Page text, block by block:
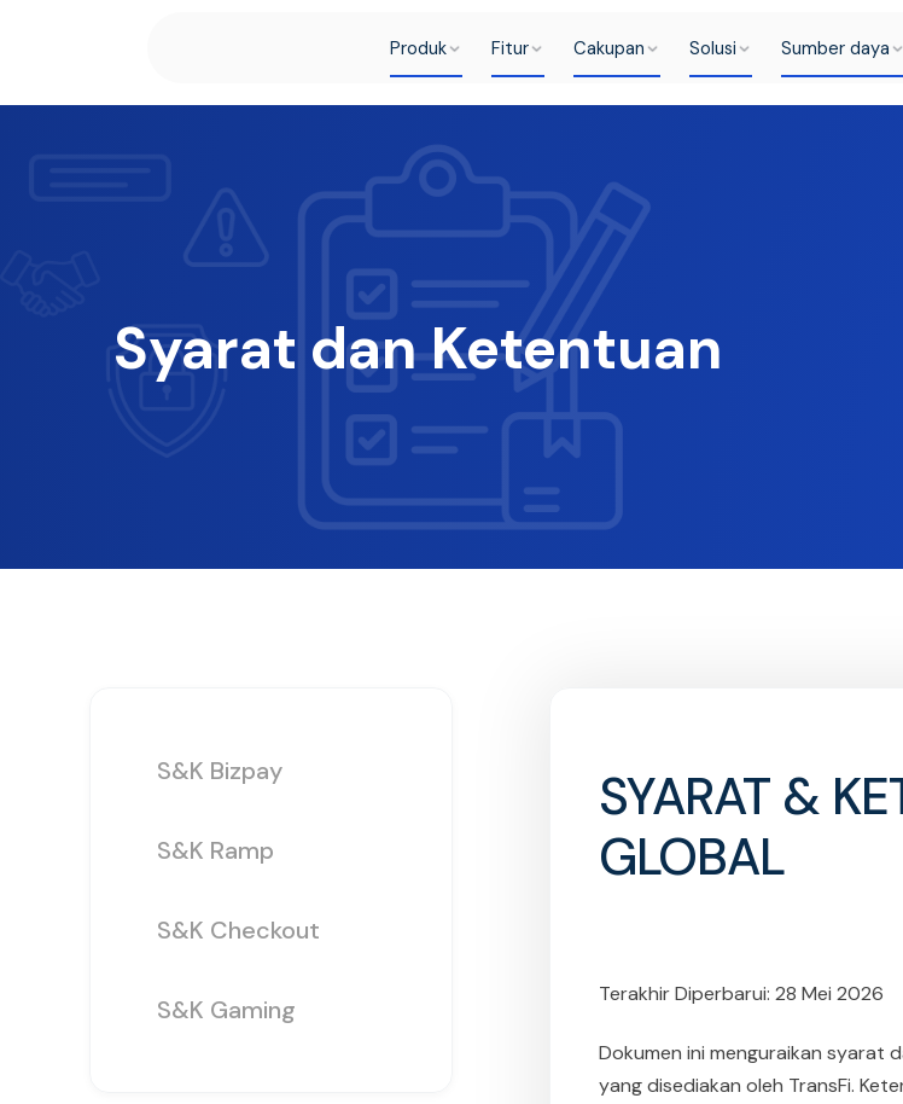
Produk Fitur Cakupan Solusi Sumber daya
Syarat dan Ketentuan
S&K Bizpay
S&K Ramp
S&K Checkout
S&K Gaming
SYARAT &
GLOBAL
Terakhir Diperbarui: 28 Mei 2026
Dokumen ini menguraikan syarat
yang disediakan oleh TransFi.